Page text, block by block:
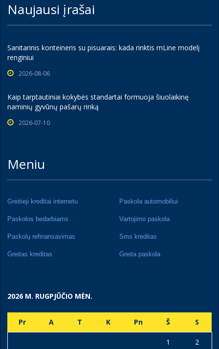
Naujausi įrašai
Sanitarinis konteineris su pisuarais: kada rinktis mLine modelį
renginiui
2026-08-06
Kaip tarptautiniai kokybės standartai formuoja šiuolaikinę
naminių gyvūnų pašarų rinką
2026-07-10
Meniu
Greitieji kreditai internetu Paskola automobiliui
Paskolos bedarbiams Vartojimo paskola
Paskolų refinansavimas Sms kreditas
Greitas kreditas Greita paskola
2026 M. RUGPJŪČIO MĖN.
Pr A T K Pn Š S
1 2